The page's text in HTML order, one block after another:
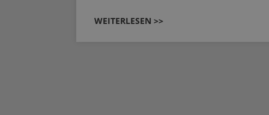
WEITERLESEN >>